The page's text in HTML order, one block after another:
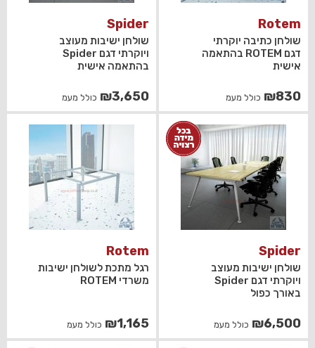
Rotem
שולחן כתיבה יוקרתי
דגם ROTEM בהתאמה
אישית
₪830 כולל מעמ
Spider
שולחן ישיבות מעוצב
ויוקרתי דגם Spider
בהתאמה אישית
₪3,650 כולל מעמ
Spider
שולחן ישיבות מעוצב
ויוקרתי דגם Spider
באורך כפול
₪6,500 כולל מעמ
Rotem
רגל מתכת לשולחן ישיבות
משרדי ROTEM
₪1,165 כולל מעמ